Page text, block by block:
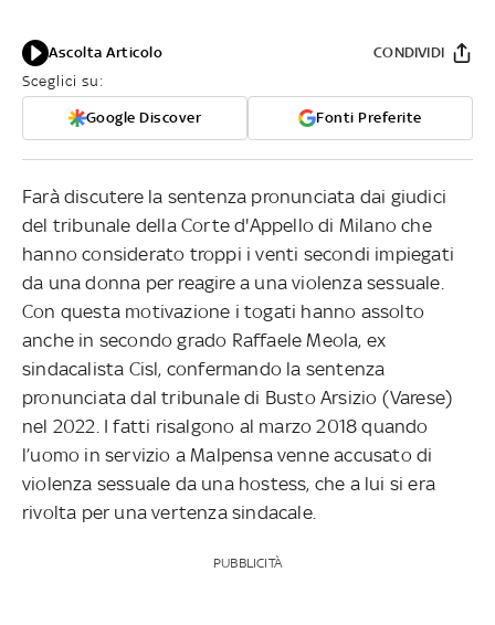
Ascolta Articolo
Sceglici su:
Google Discover Fonti Preferite
CONDIVIDI
Farà discutere la sentenza pronunciata dai giudici
del tribunale della Corte d'Appello di Milano che
hanno considerato troppi i venti secondi impiegati
da una donna per reagire a una violenza sessuale.
Con questa motivazione i togati hanno assolto
anche in secondo grado Raffaele Meola, ex
sindacalista Cisl, confermando la sentenza
pronunciata dal tribunale di Busto Arsizio (Varese)
nel 2022. I fatti risalgono al marzo 2018 quando
l’uomo in servizio a Malpensa venne accusato di
violenza sessuale da una hostess, che a lui si era
rivolta per una vertenza sindacale.
PUBBLICITÀ